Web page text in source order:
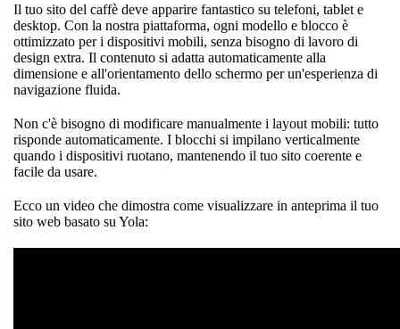
Il tuo sito del caffè deve apparire fantastico su telefoni, tablet e
desktop. Con la nostra piattaforma, ogni modello e blocco è
ottimizzato per i dispositivi mobili, senza bisogno di lavoro di
design extra. Il contenuto si adatta automaticamente alla
dimensione e all'orientamento dello schermo per un'esperienza di
navigazione fluida.
Non c'è bisogno di modificare manualmente i layout mobili: tutto
risponde automaticamente. I blocchi si impilano verticalmente
quando i dispositivi ruotano, mantenendo il tuo sito coerente e
facile da usare.
Ecco un video che dimostra come visualizzare in anteprima il tuo
sito web basato su Yola: